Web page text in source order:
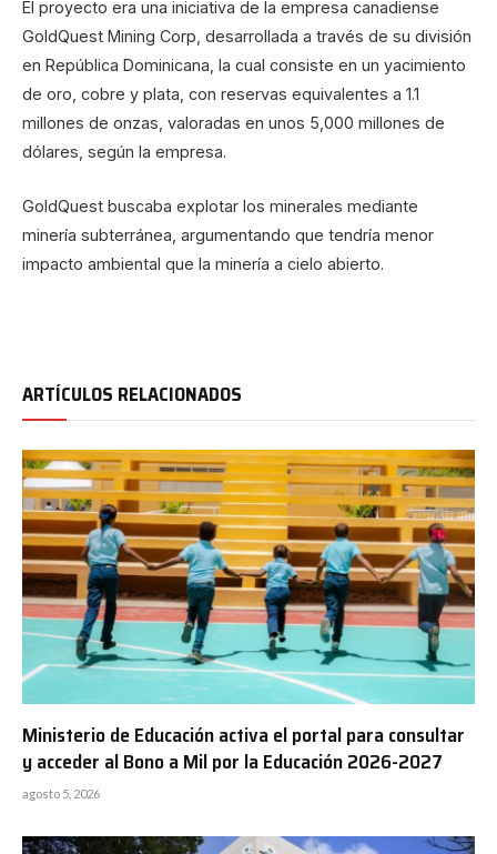
El proyecto era una iniciativa de la empresa canadiense
GoldQuest Mining Corp, desarrollada a través de su división
en República Dominicana, la cual consiste en un yacimiento
de oro, cobre y plata, con reservas equivalentes a 1.1
millones de onzas, valoradas en unos 5,000 millones de
dólares, según la empresa.
GoldQuest buscaba explotar los minerales mediante
minería subterránea, argumentando que tendría menor
impacto ambiental que la minería a cielo abierto.
ARTÍCULOS RELACIONADOS
Ministerio de Educación activa el portal para consultar
y acceder al Bono a Mil por la Educación 2026-2027
agosto 5, 2026